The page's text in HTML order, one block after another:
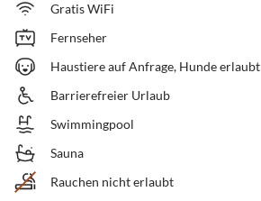
Gratis WiFi
Fernseher
Haustiere auf Anfrage, Hunde erlaubt
Barrierefreier Urlaub
Swimmingpool
Sauna
Rauchen nicht erlaubt